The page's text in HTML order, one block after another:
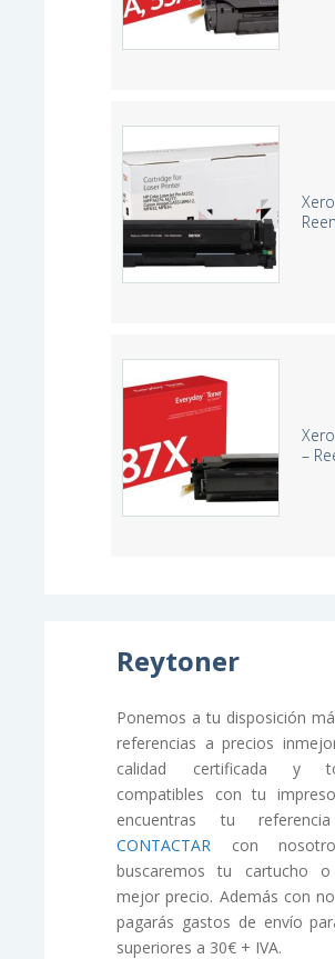
–
Reytoner
Ponemos a tu disposición
referencias a precios
calidad certificada y
compatibles con tu
encuentras tu
CONTACTAR con
buscaremos tu cartucho
mejor precio. Además con
pagarás gastos de envío
superiores a 30€ + IVA.